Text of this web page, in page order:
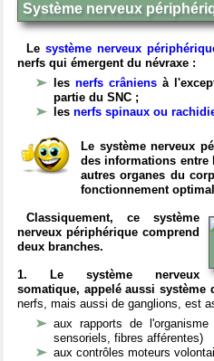
Système nerveux
Le système nerveux
nerfs qui émergent du névraxe :
les nerfs crâniens à
partie du SNC ;
les nerfs spinaux ou
Le système nerveux
des informations entre
autres organes du
fonctionnement
Classiquement, ce système
nerveux périphérique comprend
deux branches.
1. Le système nerveux
somatique, appelé aussi système
nerfs, mais aussi de ganglions, est
aux rapports de l'organisme
sensoriels, fibres afférentes)
aux contrôles moteurs